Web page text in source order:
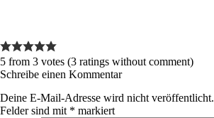
5 from 3 votes (3 ratings without comment)
Schreibe einen Kommentar
Deine E-Mail-Adresse wird nicht veröffentlicht.
Felder sind mit * markiert